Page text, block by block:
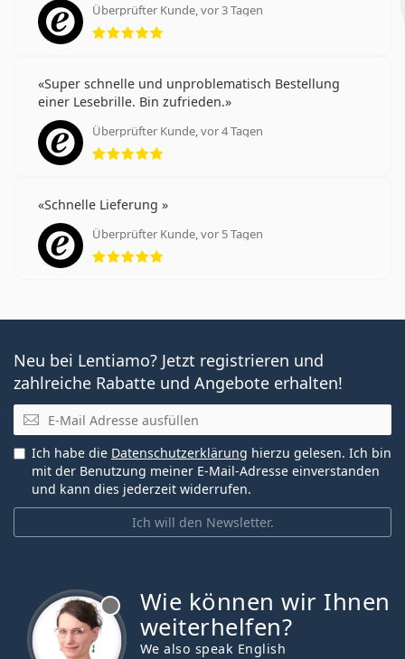
Überprüfter Kunde, vor 3 Tagen
Bewertung 5 aus 5
Super schnelle und unproblematisch Bestellung
einer Lesebrille. Bin zufrieden.
Überprüfter Kunde, vor 4 Tagen
Bewertung 5 aus 5
Schnelle Lieferung
Überprüfter Kunde, vor 5 Tagen
Bewertung 5 aus 5
Neu bei Lentiamo? Jetzt registrieren und
zahlreiche Rabatte und Angebote erhalten!
E-Mail
Ich will den Newsletter.
Ich habe die Datenschutzerklärung hierzu gelesen. Ich bin
mit der Benutzung meiner E-Mail-Adresse einverstanden
und kann dies jederzeit widerrufen.
Wie können wir Ihnen
weiterhelfen?
We also speak English